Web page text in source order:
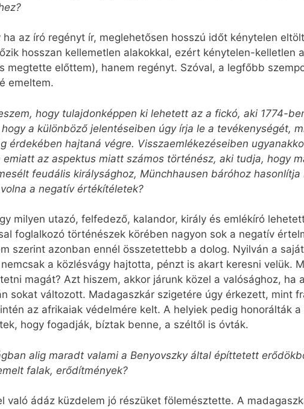
az író regényt ír, meglehetősen hosszú időt kénytelen
hosszan kellemetlen alakokkal, ezért kénytelen-kelletlen
megtette előttem), hanem regényt. Szóval, a legfőbb
emeltem.
hogy tulajdonképpen ki lehetett az a fickó, aki 1774-
a különböző jelentéseiben úgy írja le a tevékenységét,
érdekében hajtaná végre. Visszaemlékezéseiben
emiatt az aspektus miatt számos történész, aki tudja, hogy
feudális királysághoz, Münchhausen báróhoz hasonlítja
a negatív értékítéletek?
milyen utazó, felfedező, kalandor, király és emlékíró
foglalkozó történészek körében nagyon sok a negatív
szerint azonban ennél összetettebb a dolog. Nyilván a
a közlésvágy hajtotta, pénzt is akart keresni velük.
magát? Azt hiszem, akkor járunk közel a valósághoz, ha
sokat változott. Madagaszkár szigetére úgy érkezett, mint
az afrikaiak védelmére kelt. A helyiek pedig honorálták
hogy fogadják, bíztak benne, a széltől is óvták.
alig maradt valami a Benyovszky által építtetett
falak, erődítmények?
való ádáz küzdelem jó részüket fölemésztette. A